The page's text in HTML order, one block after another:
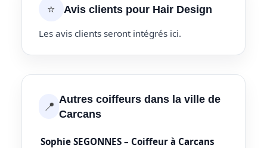
⭐ Avis clients pour Hair Design
Les avis clients seront intégrés ici.
📍 Autres coiffeurs dans la ville de
Carcans
Sophie SEGONNES – Coiffeur à Carcans